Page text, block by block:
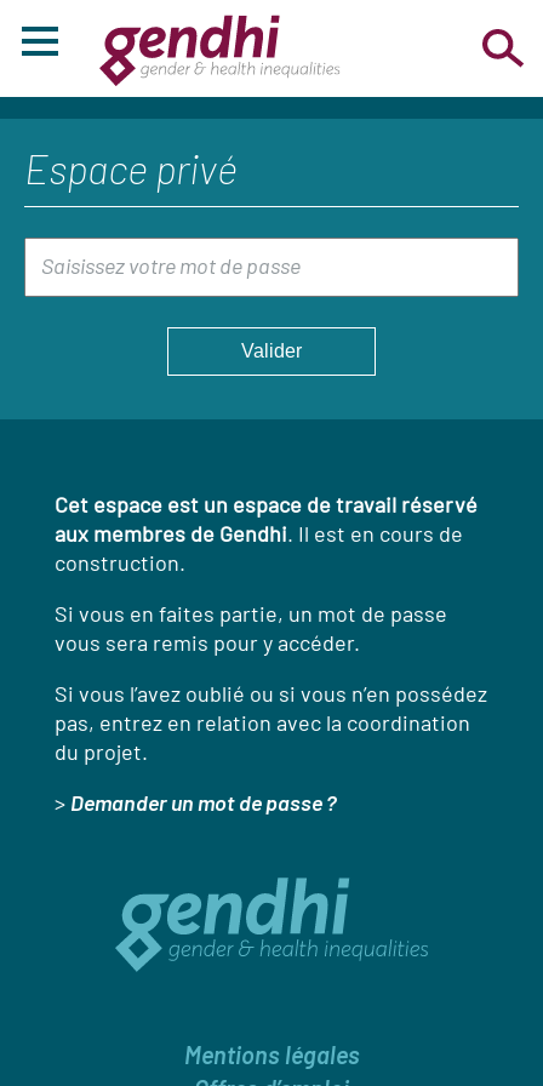
Espace privé
Cet espace est un espace de travail réservé
aux membres de Gendhi. Il est en cours de
construction.
Si vous en faites partie, un mot de passe
vous sera remis pour y accéder.
Si vous l’avez oublié ou si vous n’en possédez
pas, entrez en relation avec la coordination
du projet.
> Demander un mot de passe ?
Mentions légales